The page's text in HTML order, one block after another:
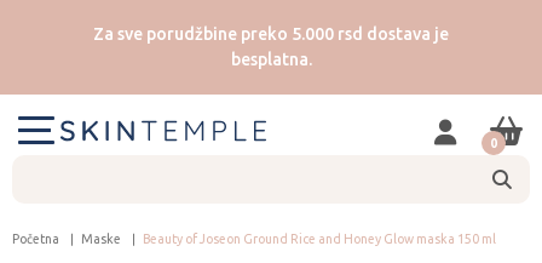
Za sve porudžbine preko 5.000 rsd dostava je
besplatna.
0
Početna Maske Beauty of Joseon Ground Rice and Honey Glow maska 150 ml